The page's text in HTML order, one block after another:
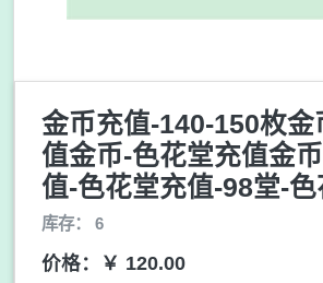
金币充值-140-150枚金
值金币-色花堂充值金
值-色花堂充值-98堂-色
库存： 6
价格：￥ 120.00